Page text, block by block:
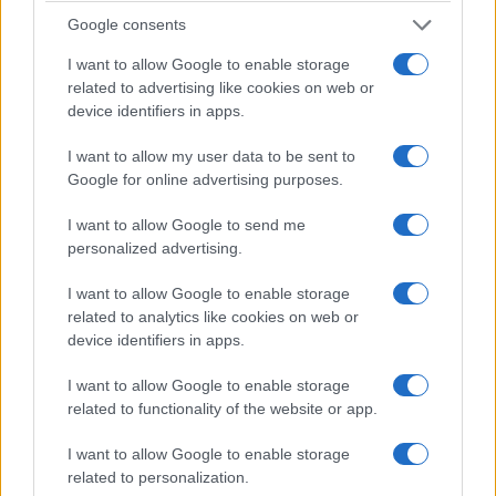
Google consents
I want to allow Google to enable storage
related to advertising like cookies on web or
device identifiers in apps.
I want to allow my user data to be sent to
Google for online advertising purposes.
I want to allow Google to send me
personalized advertising.
I want to allow Google to enable storage
related to analytics like cookies on web or
device identifiers in apps.
I want to allow Google to enable storage
related to functionality of the website or app.
I want to allow Google to enable storage
related to personalization.
telesillas son inexistentes y el área genera
modernas y limpias.
Hay una serie de opciones gastronómicas y de
vida nocturna que se adaptan a los esquiadores
Levi Resort, e incluso si el esquí no es lo tuyo,
hay muchas otras actividades relacionadas con
la nieve en los alrededores, que incluyen motos
de nieve,
safaris de huskys , renos, y raquetas de
nieve. Los visitantes no deben dejar de visitar
Levin Iglut Resortmientras se encuentran en la
zona, famosa por sus iglús con techo de vidrio.